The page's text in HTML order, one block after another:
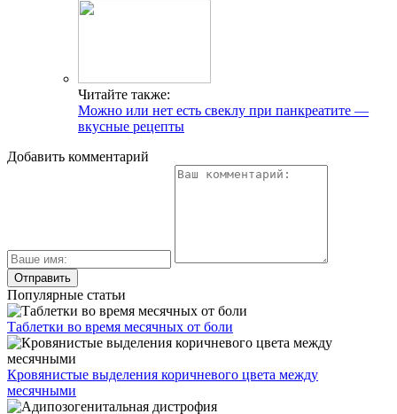
Читайте также:
Можно или нет есть свеклу при панкреатите —
вкусные рецепты
Добавить комментарий
Популярные статьи
Таблетки во время месячных от боли
Кровянистые выделения коричневого цвета между
месячными